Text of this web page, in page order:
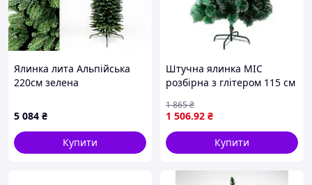
Ялинка лита Альпійська
220см зелена
5 084 ₴
Купити
Штучна ялинка MIC
розбірна з глітером 115 см
1 506.92 ₴
1 865₴
Купити